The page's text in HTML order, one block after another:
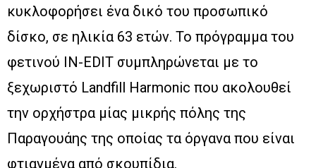
κυκλοφορήσει ένα δικό του προσωπικό
δίσκο, σε ηλικία 63 ετών. Το πρόγραμμα του
φετινού IN-EDIT συμπληρώνεται με το
ξεχωριστό Landfill Harmonic που ακολουθεί
την ορχήστρα μίας μικρής πόλης της
Παραγουάης της οποίας τα όργανα που είναι
φτιαγμένα από σκουπίδια.